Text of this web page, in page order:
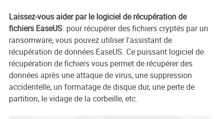
Laissez-vous aider par le logiciel de récupération de
fichiers EaseUS: pour récupérer des fichiers cryptés par un
ransomware, vous pouvez utiliser l'assistant de
récupération de données EaseUS. Ce puissant logiciel de
récupération de fichiers vous permet de récupérer des
données après une attaque de virus, une suppression
accidentelle, un formatage de disque dur, une perte de
partition, le vidage de la corbeille, etc.